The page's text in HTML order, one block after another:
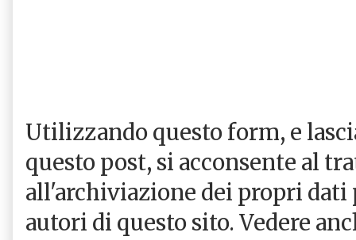
Utilizzando questo form, e
questo post, si acconsente al
all'archiviazione dei propri dati
autori di questo sito. Vedere